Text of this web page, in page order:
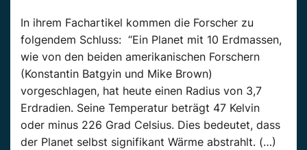
In ihrem Fachartikel kommen die Forscher zu
folgendem Schluss: “Ein Planet mit 10 Erdmassen,
wie von den beiden amerikanischen Forschern
(Konstantin Batgyin und Mike Brown)
vorgeschlagen, hat heute einen Radius von 3,7
Erdradien. Seine Temperatur beträgt 47 Kelvin
oder minus 226 Grad Celsius. Dies bedeutet, dass
der Planet selbst signifikant Wärme abstrahlt. (…)